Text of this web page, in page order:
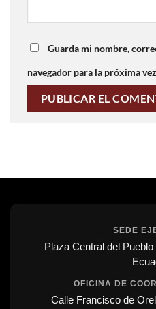
Guarda mi nombre,
navegador para la próxima
SEDE
Plaza Central del
OFICINA DE
Calle Francisco de